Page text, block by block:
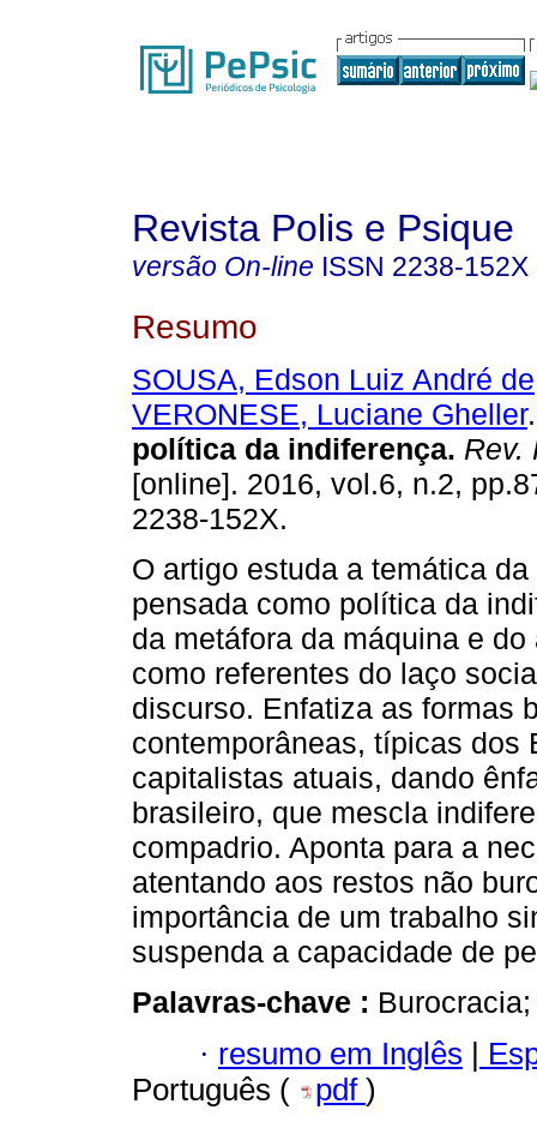
Revista Polis e Psique
versão On-line ISSN 2238-152X
Resumo
SOUSA, Edson Luiz André de
VERONESE, Luciane Gheller.
política da indiferença. Rev.
[online]. 2016, vol.6, n.2,
2238-152X.
O artigo estuda a temática
pensada como política da
da metáfora da máquina e do
como referentes do laço
discurso. Enfatiza as formas
contemporâneas, típicas dos
capitalistas atuais, dando
brasileiro, que mescla
compadrio. Aponta para a
atentando aos restos não
importância de um trabalho
suspenda a capacidade de
Palavras-chave :
· resumo em Inglês |
Português (
pdf )